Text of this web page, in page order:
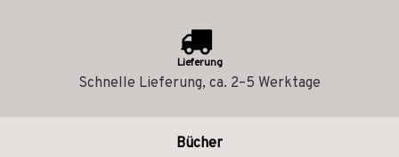
Lieferung
Schnelle Lieferung, ca. 2–5 Werktage
Bücher